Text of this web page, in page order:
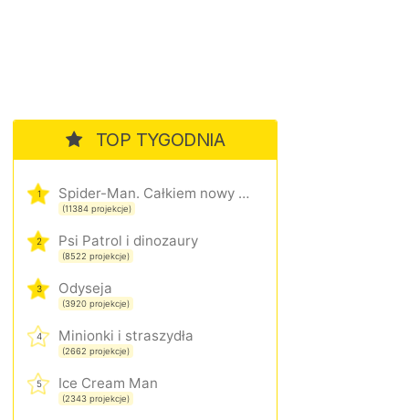
TOP TYGODNIA
1 Spider-Man. Całkiem nowy dzień
(11384 projekcje)
2 Psi Patrol i dinozaury
(8522 projekcje)
3 Odyseja
(3920 projekcje)
4 Minionki i straszydła
(2662 projekcje)
5 Ice Cream Man
(2343 projekcje)